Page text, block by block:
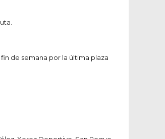
de semana por la última plaza